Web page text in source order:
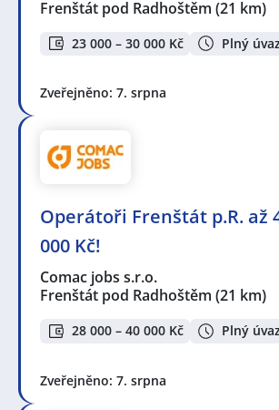
Frenštát pod Radhoštěm (21 km)
23 000 – 30 000 Kč Plný
Zveřejněno: 7. srpna
Operátoři Frenštát p.R. až
000 Kč!
Comac jobs s.r.o.
Frenštát pod Radhoštěm (21 km)
28 000 – 40 000 Kč Plný
Zveřejněno: 7. srpna